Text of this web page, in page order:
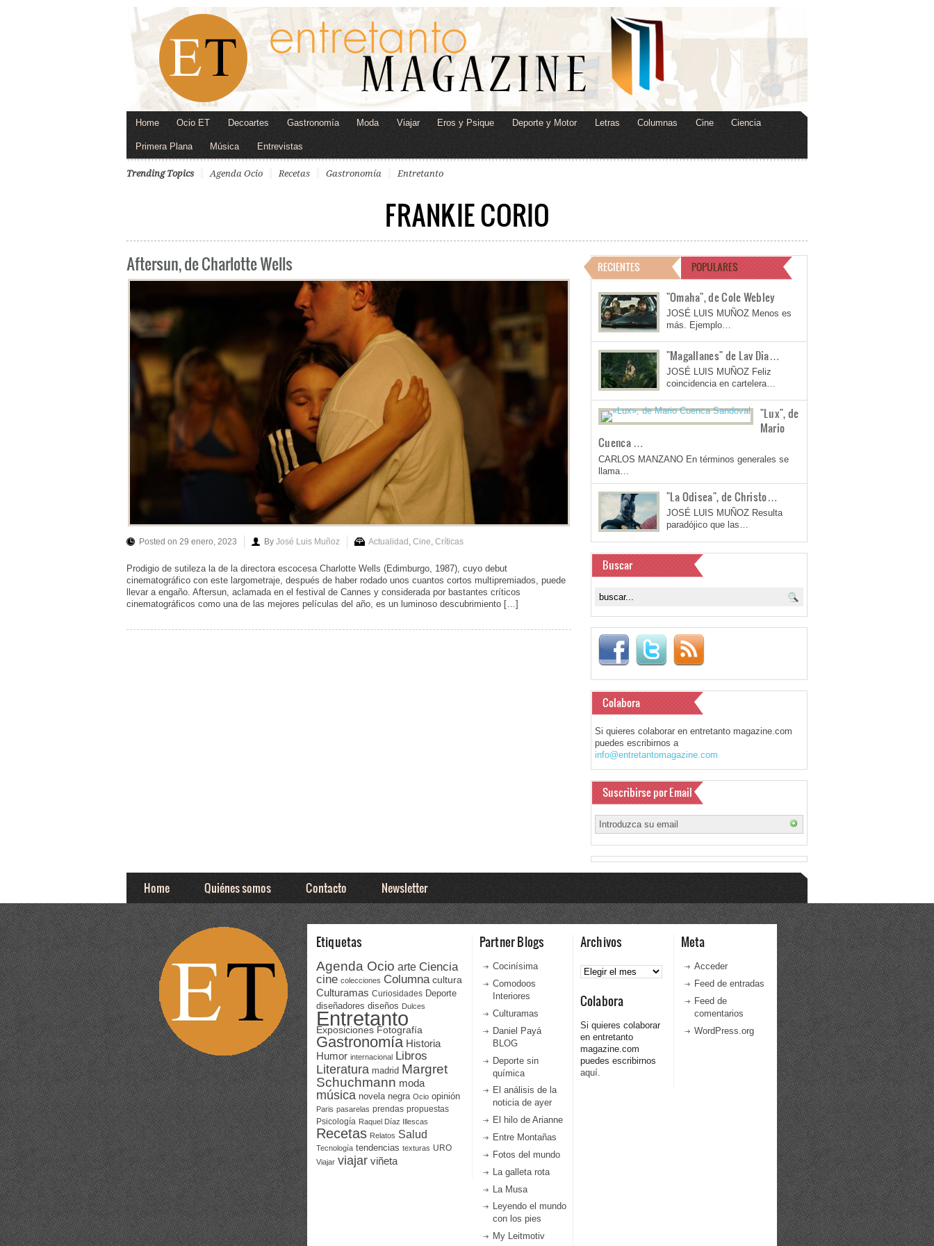
Home Ocio ET Decoartes Gastronomía Moda Viajar Eros y Psique Deporte y Motor Letras Columnas Cine Ciencia
Primera Plana Música Entrevistas
Trending Topics Agenda Ocio Recetas Gastronomía Entretanto
FRANKIE CORIO
Aftersun, de Charlotte Wells
Posted on 29 enero, 2023 By José Luis Muñoz Actualidad Cine Críticas
Prodigio de sutileza la de la directora escocesa Charlotte Wells (Edimburgo, 1987), cuyo debut
cinematográfico con este largometraje, después de haber rodado unos cuantos cortos multipremiados, puede
llevar a engaño. Aftersun, aclamada en el festival de Cannes y considerada por bastantes críticos
cinematográficos como una de las mejores películas del año, es un luminoso descubrimiento […]
RECIENTES POPULARES
"Omaha", de Cole Webley
JOSÉ LUIS MUÑOZ Menos es
más. Ejemplo…
"Magallanes" de Lav Dia…
JOSÉ LUIS MUÑOZ Feliz
coincidencia en cartelera…
"Lux", de
Mario
Cuenca …
CARLOS MANZANO En términos generales se
llama…
"La Odisea", de Christo…
JOSÉ LUIS MUÑOZ Resulta
paradójico que las…
Buscar
Colabora
Si quieres colaborar en entretanto magazine.com
puedes escribirnos a
info@entretantomagazine.com
Suscribirse por Email
Home Quiénes somos Contacto Newsletter
Etiquetas
Agenda Ocio arte Ciencia
cine colecciones Columna cultura
Culturamas Curiosidades Deporte
diseñadores diseños Dulces
Entretanto
Exposiciones Fotografía
Gastronomía Historia
Humor internacional Libros
Literatura madrid Margret
Schuchmann moda
música novela negra Ocio opinión
Paris pasarelas prendas propuestas
Psicología Raquel Díaz Illescas
Recetas Relatos Salud
Tecnología tendencias texturas URO
Viajar viajar viñeta
Partner Blogs
Cocinísima
Comodoos
Interiores
Culturamas
Daniel Payá
BLOG
Deporte sin
química
El análisis de la
noticia de ayer
El hilo de Arianne
Entre Montañas
Fotos del mundo
La galleta rota
La Musa
Leyendo el mundo
con los pies
My Leitmotiv
Archivos
Archivos
Colabora
Si quieres colaborar
en entretanto
magazine.com
puedes escribirnos
aquí.
Meta
Acceder
Feed de entradas
Feed de
comentarios
WordPress.org